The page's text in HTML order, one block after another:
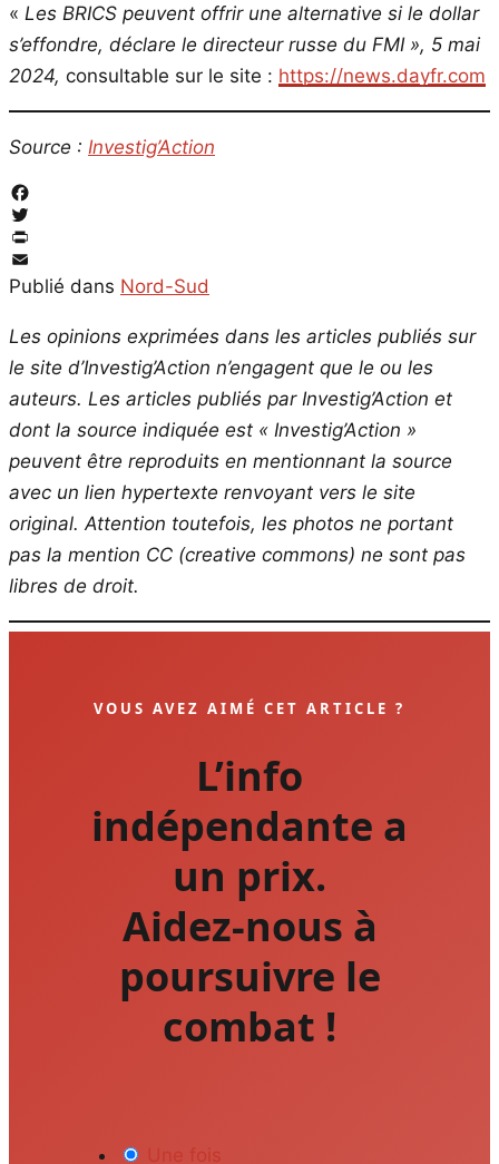
« Les BRICS peuvent offrir une alternative si le dollar
s’effondre, déclare le directeur russe du FMI », 5 mai
2024, consultable sur le site : https://news.dayfr.com
Source : Investig’Action
Facebook
Twitter
PrintFriendly
Email
Publié dans Nord-Sud
Les opinions exprimées dans les articles publiés sur
le site d’Investig’Action n’engagent que le ou les
auteurs. Les articles publiés par Investig’Action et
dont la source indiquée est « Investig’Action »
peuvent être reproduits en mentionnant la source
avec un lien hypertexte renvoyant vers le site
original. Attention toutefois, les photos ne portant
pas la mention CC (creative commons) ne sont pas
libres de droit.
VOUS AVEZ AIMÉ CET ARTICLE ?
L’info
indépendante a
un prix.
Aidez-nous à
poursuivre le
combat !